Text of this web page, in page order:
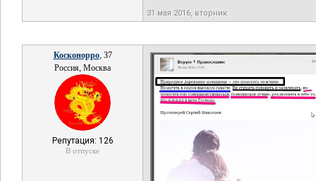
31 мая 2016, вторник
Косконорро, 37
Россия, Москва
Репутация: 126
В отпуске